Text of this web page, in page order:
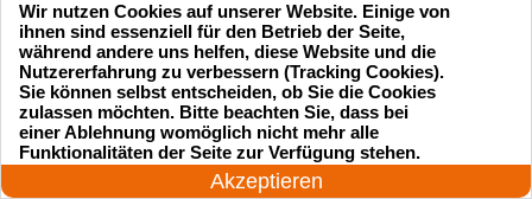
Jonas M.
Service
Ich hatte meinen Schlüssel
24 Stunden am Tag
Akzeptieren
Wir nutzen Cookies auf unserer Website. Einige von
ihnen sind essenziell für den Betrieb der Seite,
während andere uns helfen, diese Website und die
Nutzererfahrung zu verbessern (Tracking Cookies).
Sie können selbst entscheiden, ob Sie die Cookies
zulassen möchten. Bitte beachten Sie, dass bei
einer Ablehnung womöglich nicht mehr alle
Funktionalitäten der Seite zur Verfügung stehen.